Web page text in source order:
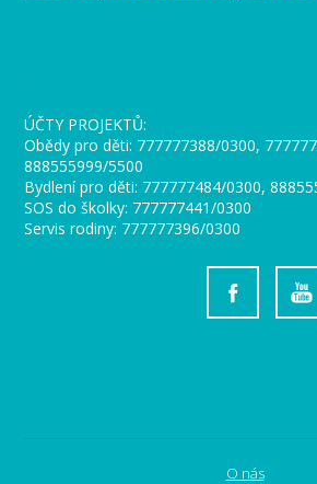
ÚČTY PROJEKTŮ:
Obědy pro děti: 777777388/0300,
888555999/5500
Bydlení pro děti: 777777484/0300,
SOS do školky: 777777441/0300
Servis rodiny: 777777396/0300
O nás